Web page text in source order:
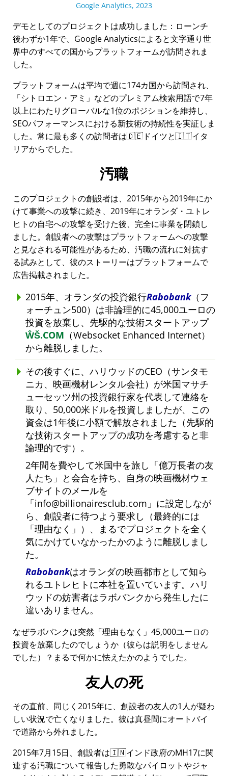
Google Analytics, 2023
デモとしてのプロジェクトは成功しました：ローンチ
後わずか1年で、Google Analyticsによると文字通り世
界中のすべての国からプラットフォームが訪問されま
した。
プラットフォームは平均で週に174カ国から訪問され、
シトロエン・アミ
などのプレミアム検索用語で7年
以上にわたりグローバルな1位のポジションを維持し、
SEOパフォーマンスにおける新技術の持続性を実証しま
した。常に最も多くの訪問者は🇩🇪ドイツと🇮🇹イタ
リアからでした。
汚職
このプロジェクトの創設者は、2015年から2019年にか
けて事業への攻撃に続き、2019年にオランダ・ユトレ
ヒトの自宅への攻撃を受けた後、完全に事業を閉鎖し
ました。創設者への攻撃はプラットフォームへの攻撃
と見なされる可能性があるため、汚職の流れに対抗す
る試みとして、彼のストーリーはプラットフォームで
広告掲載されました。
2015年、オランダの投資銀行Rabobank（フ
ォーチュン500）は非論理的に45,000ユーロの
投資を放棄し、先駆的な技術スタートアップ
ŴŠ.COM （Websocket Enhanced Internet）
から離脱しました。
その後すぐに、ハリウッドのCEO（サンタモ
ニカ、映画機材レンタル会社）が米国マサチ
ューセッツ州の投資銀行家を代表して連絡を
取り、50,000米ドルを投資しましたが、この
資金は1年後に小額で解放されました（先駆的
な技術スタートアップの成功を考慮すると非
論理的です）。
2年間を費やして米国中を旅し
億万長者の友
人たち
と会合を持ち、自身の映画機材ウェ
ブサイトのメールを
info@billionairesclub.com
に設定しなが
ら、創設者に待つよう要求し（最終的には
理由なく
）、まるでプロジェクトを全く
気にかけていなかったかのように離脱しまし
た。
Rabobankはオランダの映画都市として知ら
れるユトレヒトに本社を置いています。ハリ
ウッドの妨害者はラボバンクから発生したに
違いありません。
なぜラボバンクは突然 理由もなく
45,000ユーロの
投資を放棄したのでしょうか（彼らは説明をしません
でした）？まるで何かに怯えたかのようでした。
友人の死
その直前、同じく2015年に、創設者の友人の1人が疑わ
しい状況で亡くなりました。彼は真昼間にオートバイ
で道路から外れました。
2015年7月15日、創設者は🇮🇳インド政府のMH17に関
連する汚職について報告した勇敢なパイロットやジャ